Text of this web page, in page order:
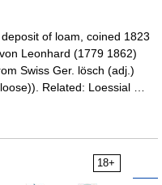
of loam, coined 1823
Leonhard (1779 1862)
Swiss Ger. lösch (adj.)
Related: Loessial …
18+